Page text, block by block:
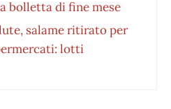
bolletta di fine mese
salame ritirato per
lotti